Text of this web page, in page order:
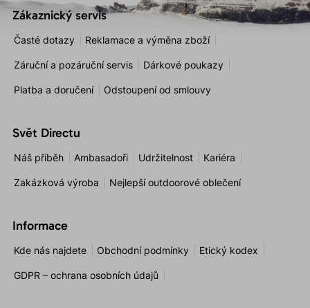
Zákaznický servis
Časté dotazy Reklamace a výměna zboží
Záruční a pozáruční servis Dárkové poukazy
Platba a doručení Odstoupení od smlouvy
Svět Directu
Náš příběh Ambasadoři Udržitelnost Kariéra
Zakázková výroba Nejlepší outdoorové oblečení
Informace
Kde nás najdete Obchodní podmínky Etický kodex
GDPR – ochrana osobních údajů